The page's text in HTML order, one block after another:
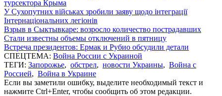
турсектора Крыма
У Сухопутних військах зробили заяву щодо інтеграції
Інтернаціональних легіонів
Взрыв в Сыктывкаре: возросло количество пострадавших
Стали известны объемы отключений в пятницу
Встреча президентов: Ермак и Рубио обсудили детали
СПЕЦТЕМА: Война России с Украиной
ТЕГИ: Запорожье, обстрел, новости Украины, Война с
Россией, Война в Украине
Если вы заметили ошибку, выделите необходимый текст и
нажмите Ctrl+Enter, чтобы сообщить об этом редакции.